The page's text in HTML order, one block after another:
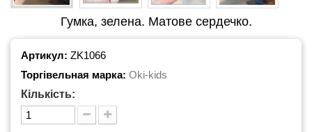
Гумка, зелена. Матове сердечко.
Артикул: ZK1066
Торгівельная марка: Oki-kids
Кількість: